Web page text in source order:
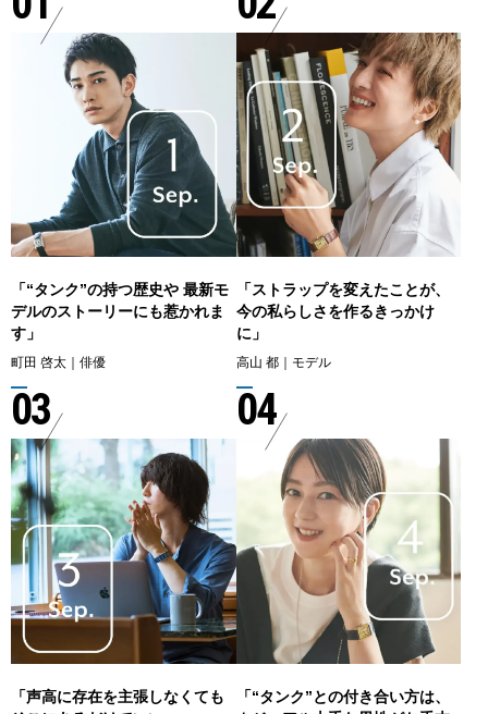
「“タンク”の持つ歴史や 最新モ
デルのストーリーにも惹かれま
す」
町田 啓太｜俳優
「ストラップを変えたことが、
今の私らしさを作るきっかけ
に」
高山 都｜モデル
03
「声高に存在を主張しなくても
04
「“タンク”との付き合い方は、